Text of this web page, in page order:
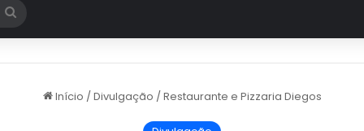
por
Início /Divulgação /Restaurante e Pizzaria Diegos